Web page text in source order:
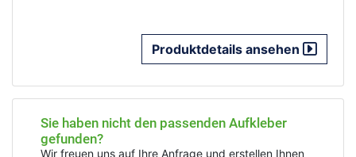
Produktdetails ansehen
Sie haben nicht den passenden Aufkleber
gefunden?
Wir freuen uns auf Ihre Anfrage und erstellen Ihnen